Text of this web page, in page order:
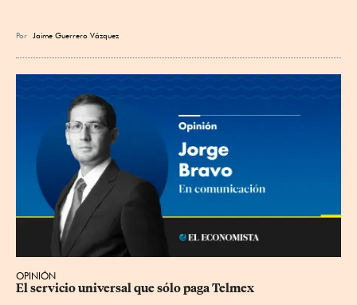
Por Jaime Guerrero Vázquez
OPINIÓN
El servicio universal que sólo paga Telmex